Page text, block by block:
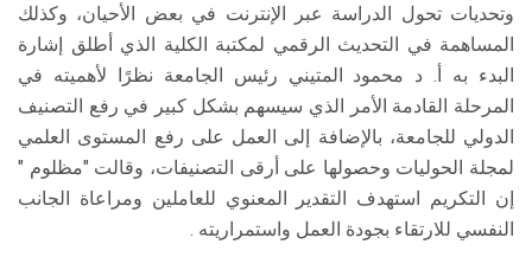
وتحديات تحول الدراسة عبر الإنترنت في بعض الأحيان، وكذلك
المساهمة في التحديث الرقمي لمكتبة الكلية الذي أطلق إشارة
البدء به أ. د محمود المتيني رئيس الجامعة نظرًا لأهميته في
المرحلة القادمة الأمر الذي سيسهم بشكل كبير في رفع التصنيف
الدولي للجامعة، بالإضافة إلى العمل على رفع المستوى العلمي
لمجلة الحوليات وحصولها على أرقى التصنيفات، وقالت "مظلوم "
إن التكريم استهدف التقدير المعنوي للعاملين ومراعاة الجانب
النفسي للارتقاء بجودة العمل واستمراريته .